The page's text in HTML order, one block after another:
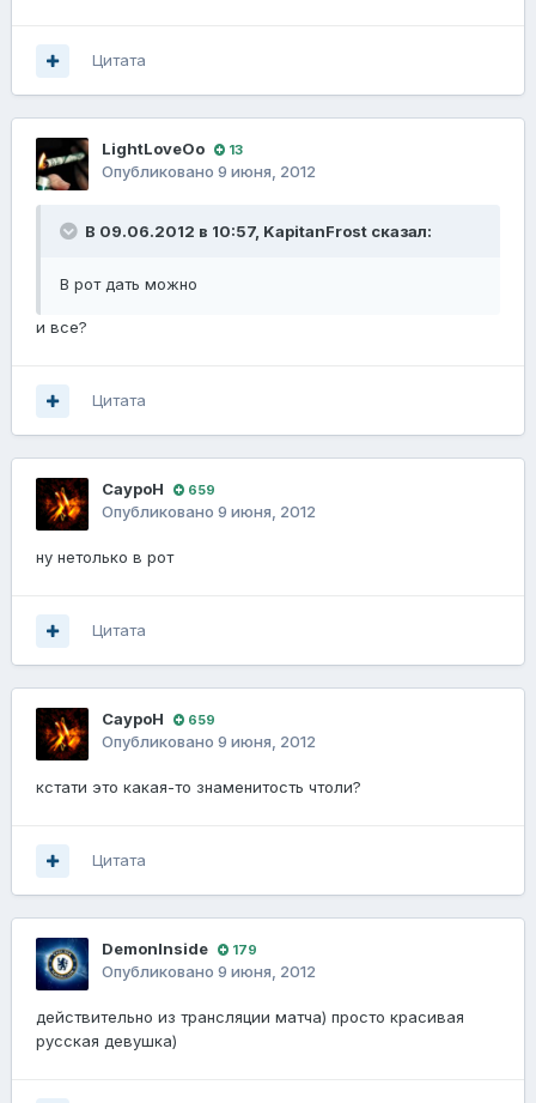
Цитата
LightLoveOo 13
Опубликовано 9 июня, 2012
В 09.06.2012 в 10:57, KapitanFrost сказал:
В рот дать можно
и все?
Цитата
СауроН 659
Опубликовано 9 июня, 2012
ну нетолько в рот
Цитата
СауроН 659
Опубликовано 9 июня, 2012
кстати это какая-то знаменитость чтоли?
Цитата
DemonInside 179
Опубликовано 9 июня, 2012
действительно из трансляции матча) просто красивая
русская девушка)